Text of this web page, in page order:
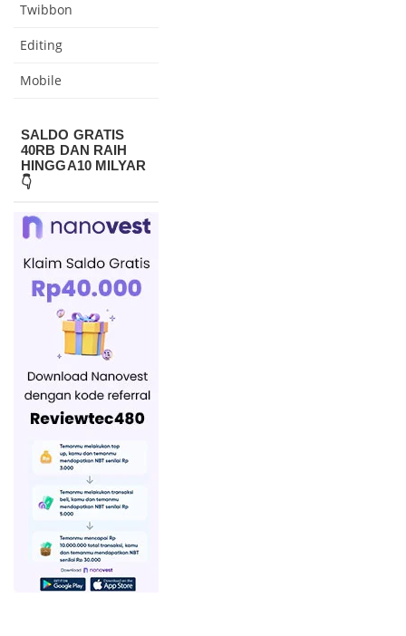
Twibbon
Editing
Mobile
SALDO GRATIS
40RB DAN RAIH
HINGGA10 MILYAR
👇